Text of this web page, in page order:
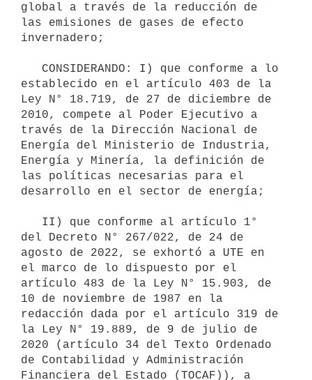
global a través de la reducción de
las emisiones de gases de efecto
invernadero;
establecido en el artículo 403 de la
Ley N° 18.719, de 27 de diciembre de
2010, compete al Poder Ejecutivo a
través de la Dirección Nacional de
Energía del Ministerio de Industria,
Energía y Minería, la definición de
las políticas necesarias para el
desarrollo en el sector de energía;
del Decreto N° 267/022, de 24 de
agosto de 2022, se exhortó a UTE en
el marco de lo dispuesto por el
artículo 483 de la Ley N° 15.903, de
10 de noviembre de 1987 en la
redacción dada por el artículo 319 de
la Ley N° 19.889, de 9 de julio de
2020 (artículo 34 del Texto Ordenado
de Contabilidad y Administración
Financiera del Estado (TOCAF)), a